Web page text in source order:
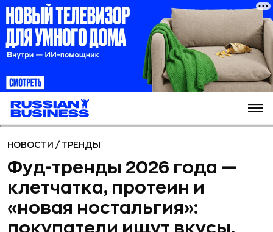
НОВОСТИ / ТРЕНДЫ
Фуд-тренды 2026 года —
клетчатка, протеин и
«новая ностальгия»:
покупатели ищут вкусы,